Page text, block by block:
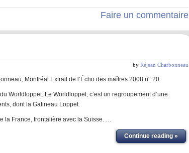
Faire un commentaire
by Réjean Charbonneau
Montréal Extrait de l’Écho des maîtres 2008 n° 20
Worldloppet. Le Worldloppet, c’est un regroupement d’une
dont la Gatineau Loppet.
la France, frontalière avec la Suisse. …
Continue reading »